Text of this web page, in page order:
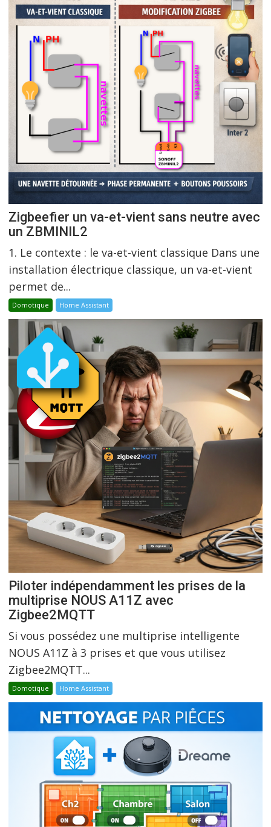
Zigbeefier un va-et-vient sans neutre avec
un ZBMINIL2
1. Le contexte : le va-et-vient classique Dans une
installation électrique classique, un va-et-vient
permet de...
Domotique Home Assistant
Piloter indépendamment les prises de la
multiprise NOUS A11Z avec
Zigbee2MQTT
Si vous possédez une multiprise intelligente
NOUS A11Z à 3 prises et que vous utilisez
Zigbee2MQTT...
Domotique Home Assistant